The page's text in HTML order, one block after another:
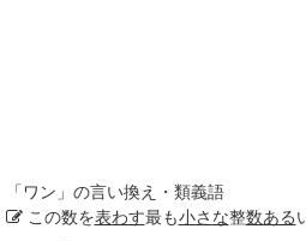
「 ワン 」の言い換え・類義語
この数を表わす最も小さな整数ある